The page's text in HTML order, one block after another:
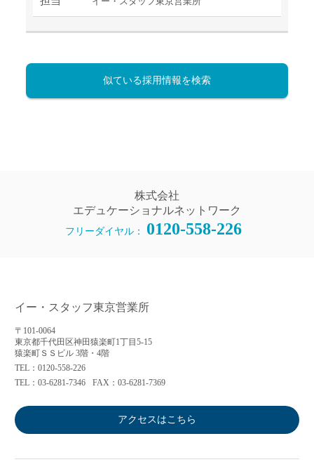
似ている採用情報を検索
株式会社
エデュケーショナルネットワーク
フリーダイヤル： 0120-558-226
イー・スタッフ東京営業所
〒101-0064
東京都千代田区神田猿楽町1丁目5-15
猿楽町ＳＳビル 3階・4階
TEL：0120-558-226
TEL：03-6281-7346
FAX：03-6281-7369
アクセスはこちら